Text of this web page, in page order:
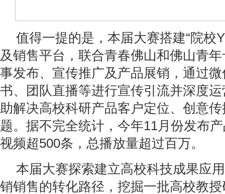
值得一提的是，本届大赛搭建“院校
及销售平台，联合青春佛山和佛山青
事发布、宣传推广及产品展销，通过
书、团队直播等进行宣传引流并深度
助解决高校科研产品客户定位、创意
题。据不完全统计，今年11月份发布
视频超500条，总播放量超过百万。
本届大赛探索建立高校科技成果应
销销售的转化路径，挖掘一批高校教